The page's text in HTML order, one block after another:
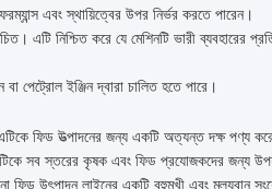
এবং স্থায়িত্বের উপর নির্ভর করতে পারেন।
এটি নিশ্চিত করে যে মেশিনটি ভারী ব্যবহারের
বা পেট্রোল ইঞ্জিন দ্বারা চালিত হতে পারে।
এটিকে ফিড উত্পাদনের জন্য একটি অত্যন্ত দক্ষ পণ্য
এটিকে সব স্তরের কৃষক এবং ফিড প্রযোজকদের জন্য
ফিড উৎপাদন লাইনের একটি বহুমুখী এবং মূল্যবান